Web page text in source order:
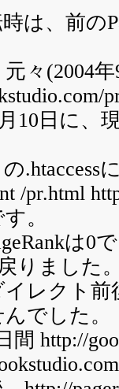
は、前の
々(2004
10日に、
.htaccess
/pr.html
。
は0
りました
レクト前
でした。
間 http://